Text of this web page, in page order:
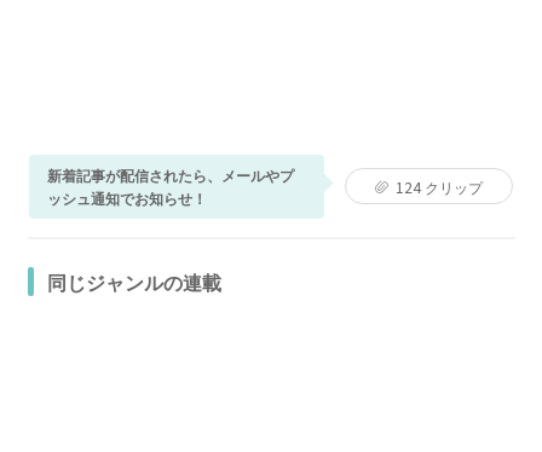
新着記事が配信されたら、メールやプ
ッシュ通知でお知らせ！
124 クリップ
同じジャンルの連載